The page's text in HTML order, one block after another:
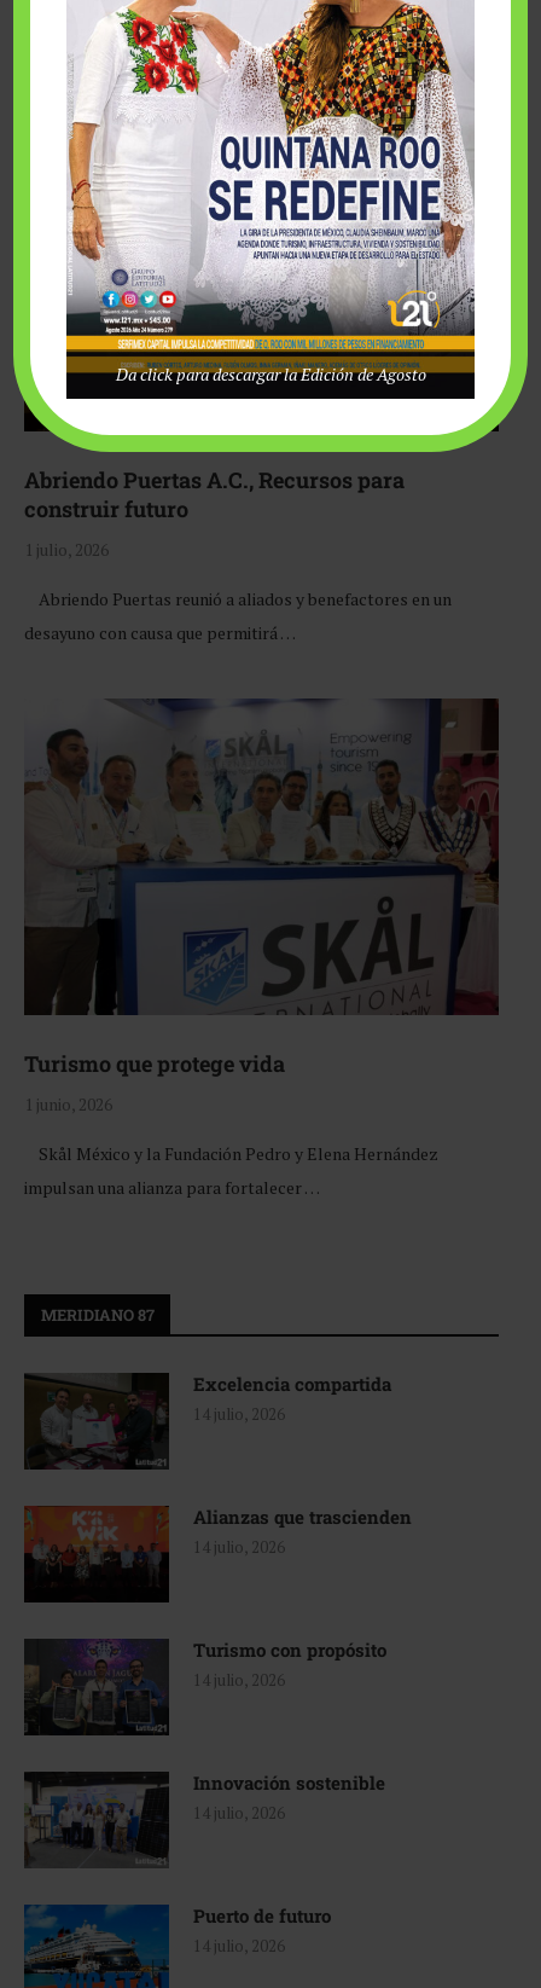
Fairmont Mayakoba y Make-A-Wish México unieron
esfuerzos para hacer realidad el deseo de una …
Abriendo Puertas A.C., Recursos para
construir futuro
1 julio, 2026
Abriendo Puertas reunió a aliados y benefactores en un
desayuno con causa que permitirá …
Turismo que protege vida
1 junio, 2026
Skål México y la Fundación Pedro y Elena Hernández
impulsan una alianza para fortalecer …
MERIDIANO 87
Excelencia compartida
14 julio, 2026
Alianzas que trascienden
14 julio, 2026
Turismo con propósito
14 julio, 2026
Innovación sostenible
14 julio, 2026
Puerto de futuro
14 julio, 2026
Da click para descargar la Edición de Agosto